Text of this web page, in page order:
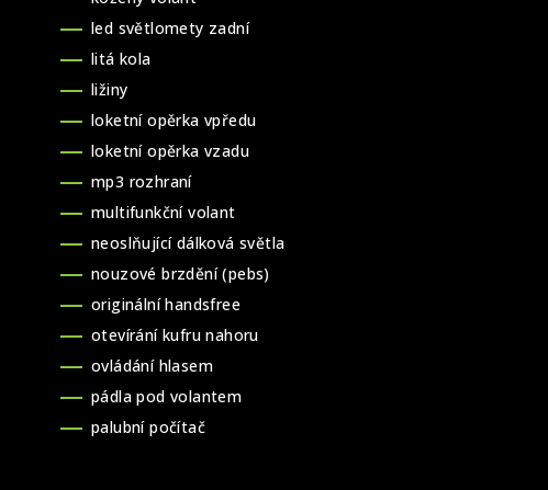
led světlomety zadní
litá kola
ližiny
loketní opěrka vpředu
loketní opěrka vzadu
mp3 rozhraní
multifunkční volant
neoslňující dálková světla
nouzové brzdění (pebs)
originální handsfree
otevírání kufru nahoru
ovládání hlasem
pádla pod volantem
palubní počítač